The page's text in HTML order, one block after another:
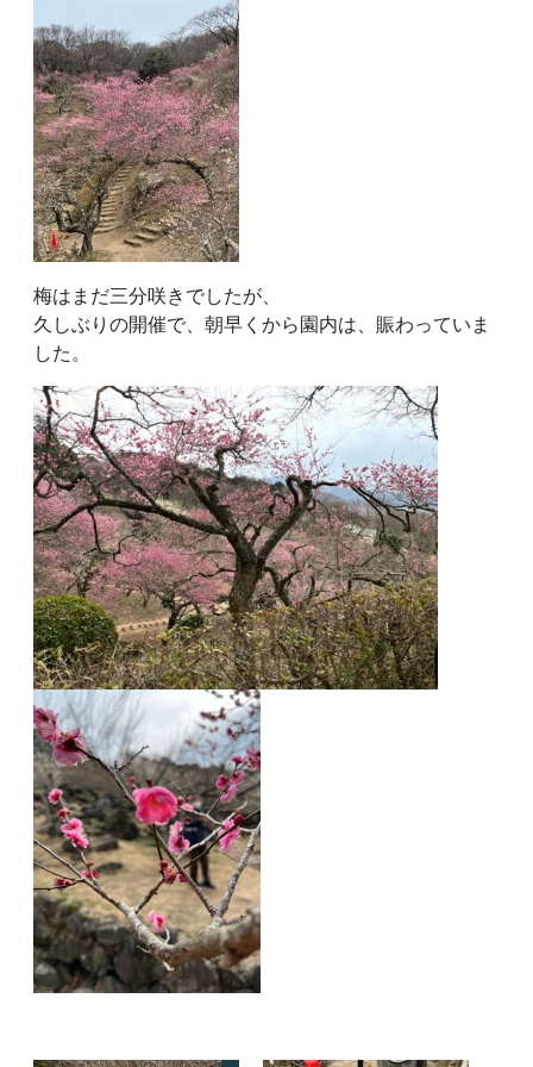
梅はまだ三分咲きでしたが、
久しぶりの開催で、朝早くから園内は、賑わっていま
した。